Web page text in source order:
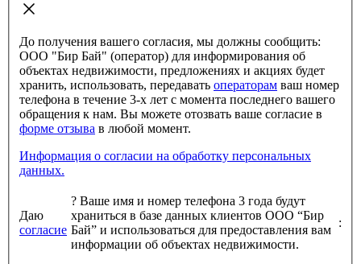
До получения вашего согласия, мы должны сообщить:
ООО "Бир Бай" (оператор) для информирования об
объектах недвижимости, предложениях и акциях будет
хранить, использовать, передавать операторам
телефона в течение 3-х лет с момента последнего вашего
обращения к нам. Вы можете отозвать ваше согласие в
форме отзыва
в любой момент.
Информация о согласии на обработку персональных
данных.
Даю
согласие
? Ваше имя и номер телефона 3 года будут
храниться в базе данных клиентов ООО “Бир
Бай” и использоваться для предоставления вам
информации об объектах недвижимости.
: